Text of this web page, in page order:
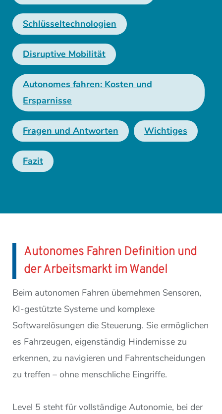
Schlüsseltechnologien
Disruptive Mobilität
Autonomes fahren: Kosten und
Ersparnisse
Fragen und Antworten Wichtiges
Fazit
Autonomes Fahren Definition und
der Arbeitsmarkt im Wandel
Beim autonomen Fahren übernehmen Sensoren,
KI-gestützte Systeme und komplexe
Softwarelösungen die Steuerung. Sie ermöglichen
es Fahrzeugen, eigenständig Hindernisse zu
erkennen, zu navigieren und Fahrentscheidungen
zu treffen – ohne menschliche Eingriffe.
Level 5 steht für vollständige Autonomie, bei der